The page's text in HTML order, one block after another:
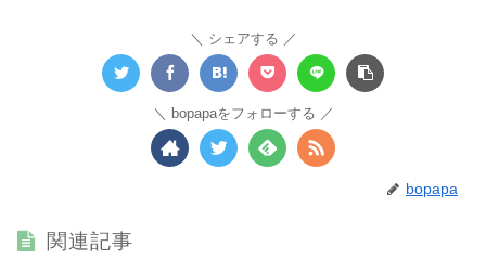
シェアする
bopapaをフォローする
bopapa
関連記事